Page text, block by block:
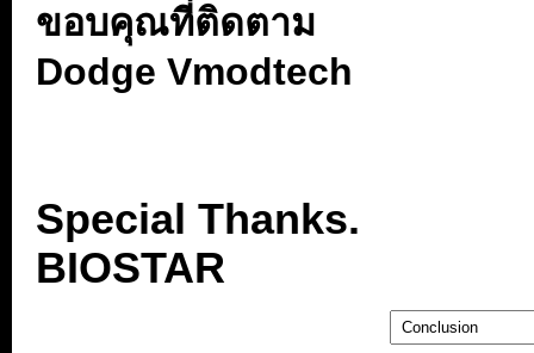
ขอบคุณที่ติดตาม
Dodge Vmodtech
Special Thanks.
BIOSTAR